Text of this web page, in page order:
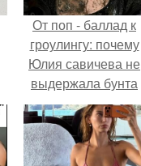
От поп - баллад к
гроулингу: почему
Юлия савичева не
выдержала бунта
собственной
аудитории.